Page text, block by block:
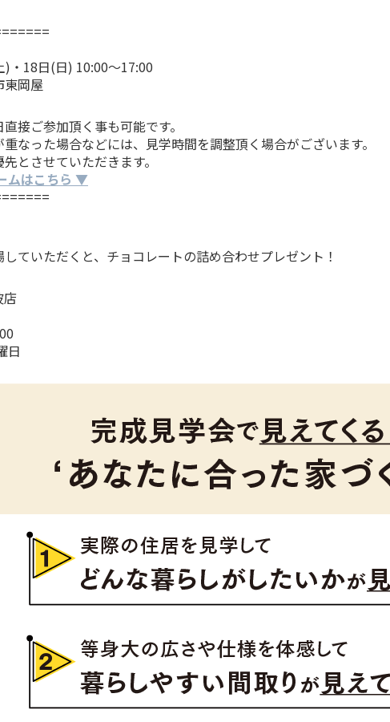
)・18日(日) 10:00〜17:00
東岡屋
接ご参加頂く事も可能です。
なった場合などには、見学時間を調整頂く場合がございます。
とさせていただきます。
ムはこちら ▼
ていただくと、チョコレートの詰め合わせプレゼント！
店
日